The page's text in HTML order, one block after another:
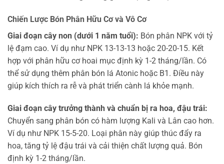
Chiến Lược Bón Phân Hữu Cơ và Vô Cơ
Giai đoạn cây non (dưới 1 năm tuổi): Bón phân NPK với tỷ
lệ đạm cao. Ví dụ như NPK 13-13-13 hoặc 20-20-15. Kết
hợp với phân hữu cơ hoai mục định kỳ 1-2 tháng/lần. Có
thể sử dụng thêm phân bón lá Atonic hoặc B1. Điều này
giúp kích thích ra rễ và phát triển cành lá khỏe mạnh.
Giai đoạn cây trưởng thành và chuẩn bị ra hoa, đậu trái:
Chuyển sang phân bón có hàm lượng Kali và Lân cao hơn.
Ví dụ như NPK 15-5-20. Loại phân này giúp thúc đẩy ra
hoa, tăng tỷ lệ đậu trái và cải thiện chất lượng quả. Bón
định kỳ 1-2 tháng/lần.